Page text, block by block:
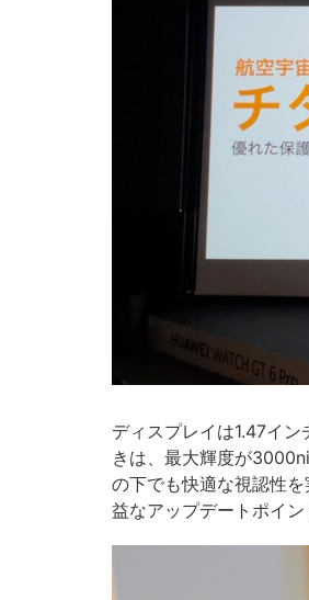
ディスプレイは1.47イ
きは、最大輝度が
の下でも快適な視認性
益なアップデートポイン